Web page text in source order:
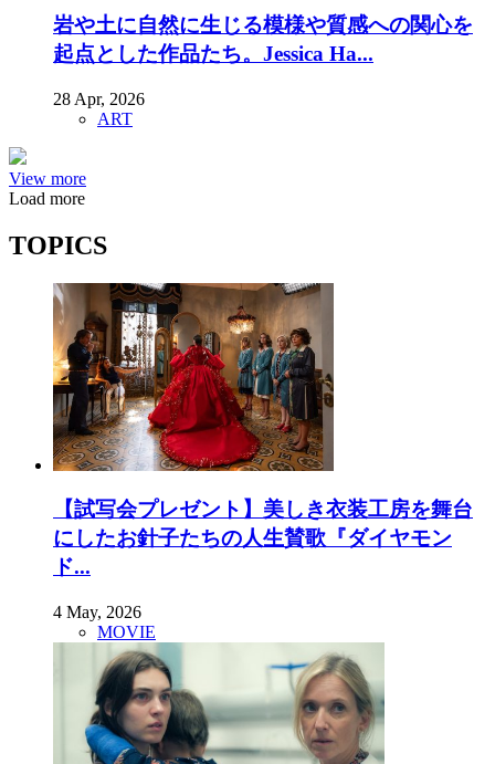
岩や土に自然に生じる模様や質感への関心を
起点とした作品たち。Jessica Ha...
28 Apr, 2026
ART
View more
Load more
TOPICS
【試写会プレゼント】美しき衣装工房を舞台
にしたお針子たちの人生賛歌『ダイヤモン
ド...
4 May, 2026
MOVIE